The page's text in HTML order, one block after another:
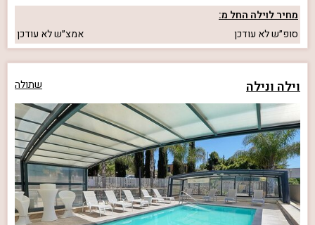
מחיר לוילה החל מ:
סופ״שלא עודכן אמצ״שלא עודכן
וילה ונילה שתולה